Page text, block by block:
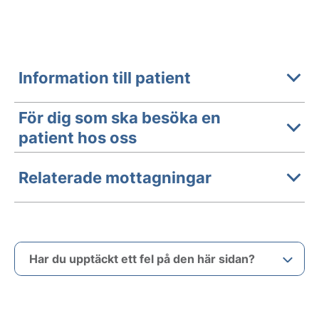
Information till patient
För dig som ska besöka en
patient hos oss
Relaterade mottagningar
Har du upptäckt ett fel på den här sidan?